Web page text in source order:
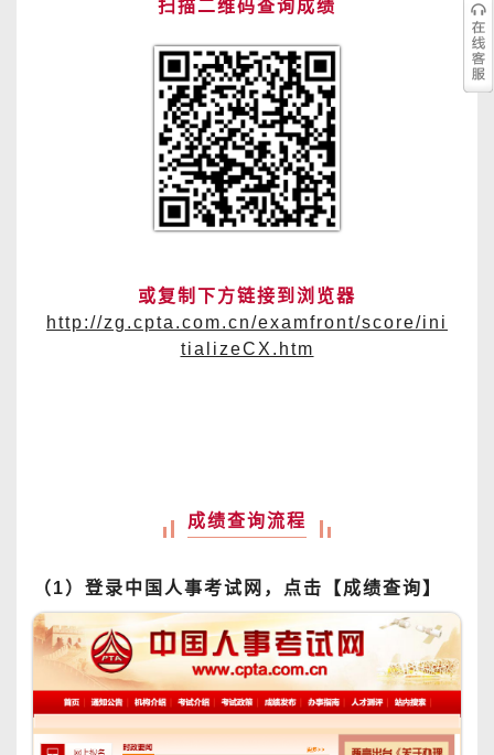
扫描二维码查询成绩
或复制下方链接到浏览器
http://zg.cpta.com.cn/examfront/score/ini
tializeCX.htm
成绩查询流程
（1）登录中国人事考试网，点击【成绩查询】